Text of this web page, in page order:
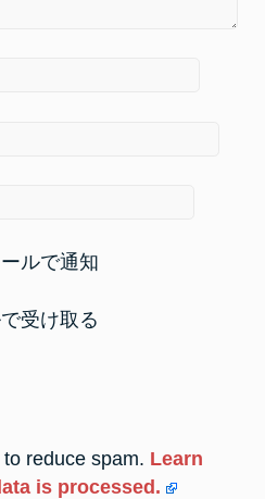
ルで通知
受け取る
reduce spam. Learn
is processed.